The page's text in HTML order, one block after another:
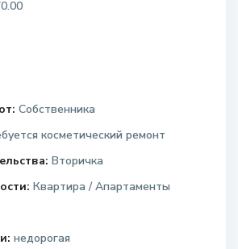
Собственника
косметический ремонт
Вторичка
Квартира / Апартаменты
недорогая